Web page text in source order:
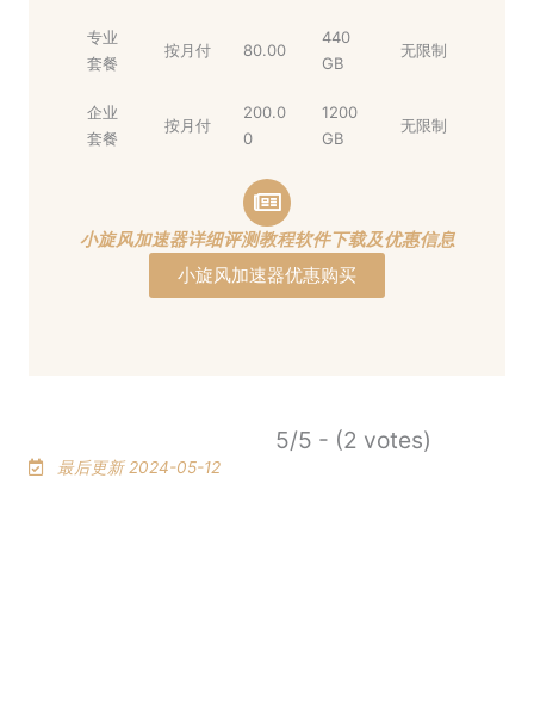
专业
套餐
按月付 80.00
440
GB
无限制
企业
套餐
按月付
200.0
0
1200
GB
无限制
小旋风加速器详细评测教程软件下载及优惠信息
小旋风加速器优惠购买
5/5 - (2 votes)
最后更新 2024-05-12